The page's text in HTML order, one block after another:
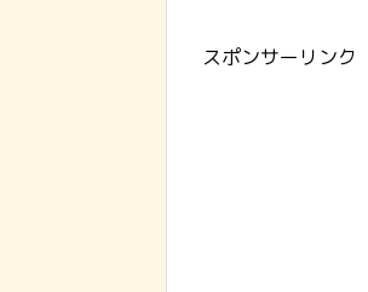
スポンサーリンク